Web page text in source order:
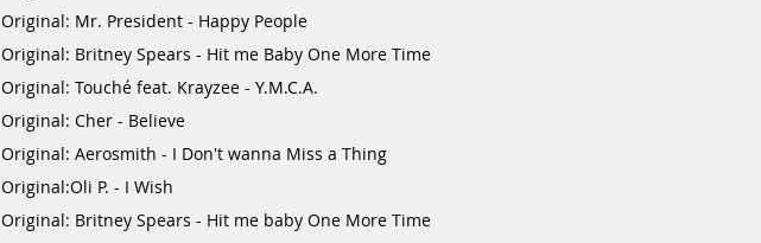
Original: Mr. President - Happy People
Original: Britney Spears - Hit me Baby One More Time
Original: Touché feat. Krayzee - Y.M.C.A.
Original: Cher - Believe
Original: Aerosmith - I Don't wanna Miss a Thing
Original:Oli P. - I Wish
Original: Britney Spears - Hit me baby One More Time